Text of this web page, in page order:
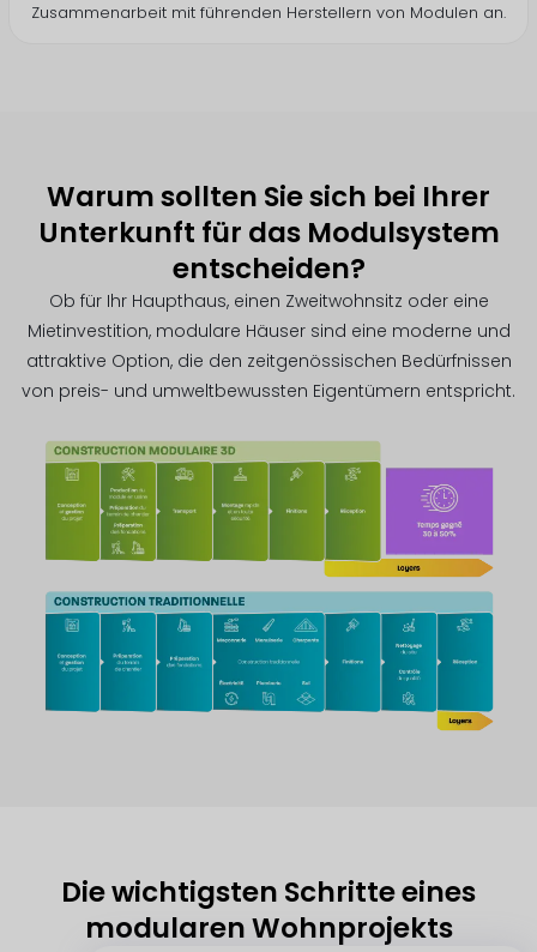
Zusammenarbeit mit führenden Herstellern von Modulen an.
Warum sollten Sie sich bei Ihrer
Unterkunft für das Modulsystem
entscheiden?
Ob für Ihr Haupthaus, einen Zweitwohnsitz oder eine
Mietinvestition, modulare Häuser sind eine moderne und
attraktive Option, die den zeitgenössischen Bedürfnissen
von preis- und umweltbewussten Eigentümern entspricht.
Die wichtigsten Schritte eines
modularen Wohnprojekts